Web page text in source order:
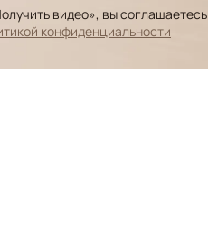
видео», вы соглашаетесь
конфиденциальности